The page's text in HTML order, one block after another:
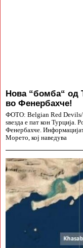
Нова “бомба“ од
во Фенербахче!
ФОТО: Belgian Red Devils/
ѕвезда е пат кон Турција.
Фенербахче.
Морето, кој наведува